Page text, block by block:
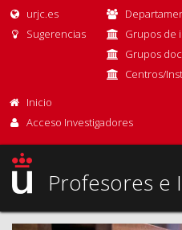
urjc.es
Sugerencias
Grupos de
Grupos
Centros/
Inicio
Acceso Investigadores
Profesores e